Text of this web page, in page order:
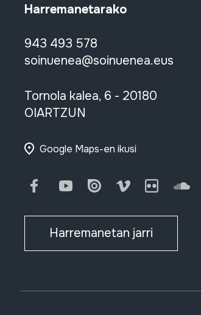
Harremanetarako
943 493 578
soinuenea@soinuenea.eus
Tornola kalea, 6 - 20180
OIARTZUN
Google Maps-en ikusi
FacebookYoutubeIssuu Vimeo Flickr
Harremanetan jarri